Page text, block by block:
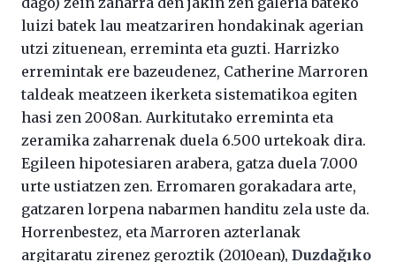
luizi batek lau meatzariren hondakinak agerian
utzi zituenean, erreminta eta guzti. Harrizko
erremintak ere bazeudenez, Catherine Marroren
taldeak meatzeen ikerketa sistematikoa egiten
hasi zen 2008an. Aurkitutako erreminta eta
zeramika zaharrenak duela 6.500 urtekoak dira.
Egileen hipotesiaren arabera, gatza duela 7.000
urte ustiatzen zen. Erromaren gorakadara arte,
gatzaren lorpena nabarmen handitu zela uste da.
Horrenbestez, eta Marroren azterlanak
argitaratu zirenez geroztik (2010ean), Duzdağıko